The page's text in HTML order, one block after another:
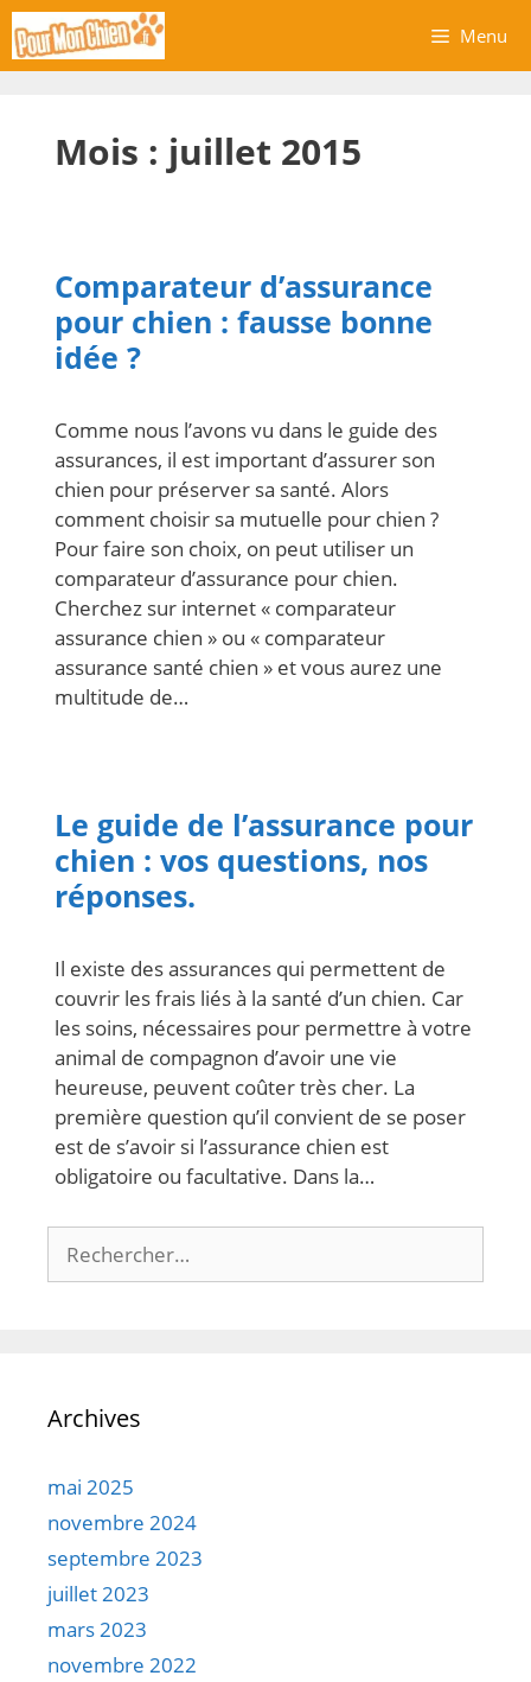
Aller
au
contenu
Menu
Mois : juillet 2015
Comparateur d’assurance
pour chien : fausse bonne
idée ?
Comme nous l’avons vu dans le guide des
assurances, il est important d’assurer son
chien pour préserver sa santé. Alors
comment choisir sa mutuelle pour chien ?
Pour faire son choix, on peut utiliser un
comparateur d’assurance pour chien.
Cherchez sur internet « comparateur
assurance chien » ou « comparateur
assurance santé chien » et vous aurez une
multitude de…
Le guide de l’assurance pour
chien : vos questions, nos
réponses.
Il existe des assurances qui permettent de
couvrir les frais liés à la santé d’un chien. Car
les soins, nécessaires pour permettre à votre
animal de compagnon d’avoir une vie
heureuse, peuvent coûter très cher. La
première question qu’il convient de se poser
est de s’avoir si l’assurance chien est
obligatoire ou facultative. Dans la…
Rechercher :
Archives
mai 2025
novembre 2024
septembre 2023
juillet 2023
mars 2023
novembre 2022